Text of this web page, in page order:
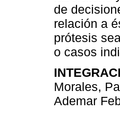
de
relación a
prótesis
o casos
Morales,
Ademar